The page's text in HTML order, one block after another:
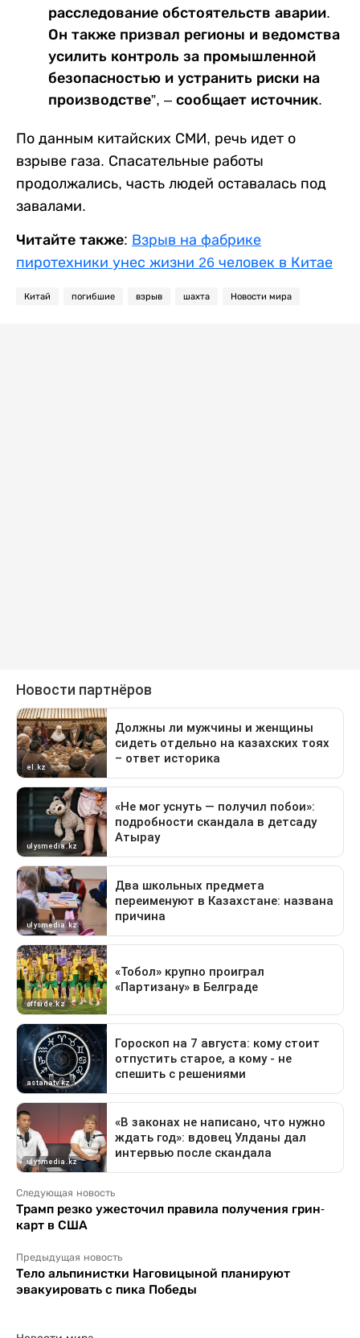
расследование обстоятельств аварии.
Он также призвал регионы и ведомства
усилить контроль за промышленной
безопасностью и устранить риски на
производстве”, – сообщает источник.
По данным китайских СМИ, речь идет о
взрыве газа. Спасательные работы
продолжались, часть людей оставалась под
завалами.
Читайте также: Взрыв на фабрике
пиротехники унес жизни 26 человек в Китае
Китай погибшие взрыв шахта Новости мира
Следующая новость
Трамп резко ужесточил правила получения грин-
карт в США
Предыдущая новость
Тело альпинистки Наговицыной планируют
эвакуировать с пика Победы